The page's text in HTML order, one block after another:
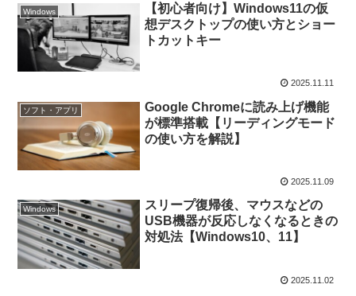
Windows
【初心者向け】Windows11の仮
想デスクトップの使い方とショー
トカットキー
2025.11.11
ソフト・アプリ
Google Chromeに読み上げ機能
が標準搭載【リーディングモード
の使い方を解説】
2025.11.09
Windows
スリープ復帰後、マウスなどの
USB機器が反応しなくなるときの
対処法【Windows10、11】
2025.11.02